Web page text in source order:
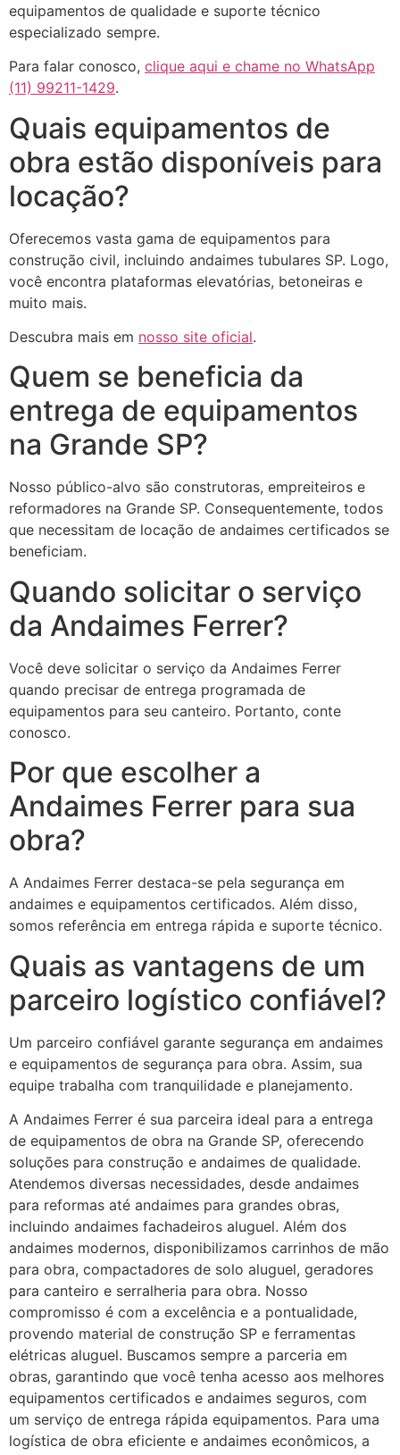
equipamentos de qualidade e suporte técnico
especializado sempre.
Para falar conosco, clique aqui e chame no WhatsApp
(11) 99211-1429.
Quais equipamentos de
obra estão disponíveis para
locação?
Oferecemos vasta gama de equipamentos para
construção civil, incluindo andaimes tubulares SP. Logo,
você encontra plataformas elevatórias, betoneiras e
muito mais.
Descubra mais em nosso site oficial.
Quem se beneficia da
entrega de equipamentos
na Grande SP?
Nosso público-alvo são construtoras, empreiteiros e
reformadores na Grande SP. Consequentemente, todos
que necessitam de locação de andaimes certificados se
beneficiam.
Quando solicitar o serviço
da Andaimes Ferrer?
Você deve solicitar o serviço da Andaimes Ferrer
quando precisar de entrega programada de
equipamentos para seu canteiro. Portanto, conte
conosco.
Por que escolher a
Andaimes Ferrer para sua
obra?
A Andaimes Ferrer destaca-se pela segurança em
andaimes e equipamentos certificados. Além disso,
somos referência em entrega rápida e suporte técnico.
Quais as vantagens de um
parceiro logístico confiável?
Um parceiro confiável garante segurança em andaimes
e equipamentos de segurança para obra. Assim, sua
equipe trabalha com tranquilidade e planejamento.
A Andaimes Ferrer é sua parceira ideal para a entrega
de equipamentos de obra na Grande SP, oferecendo
soluções para construção e andaimes de qualidade.
Atendemos diversas necessidades, desde andaimes
para reformas até andaimes para grandes obras,
incluindo andaimes fachadeiros aluguel. Além dos
andaimes modernos, disponibilizamos carrinhos de mão
para obra, compactadores de solo aluguel, geradores
para canteiro e serralheria para obra. Nosso
compromisso é com a excelência e a pontualidade,
provendo material de construção SP e ferramentas
elétricas aluguel. Buscamos sempre a parceria em
obras, garantindo que você tenha acesso aos melhores
equipamentos certificados e andaimes seguros, com
um serviço de entrega rápida equipamentos. Para uma
logística de obra eficiente e andaimes econômicos, a